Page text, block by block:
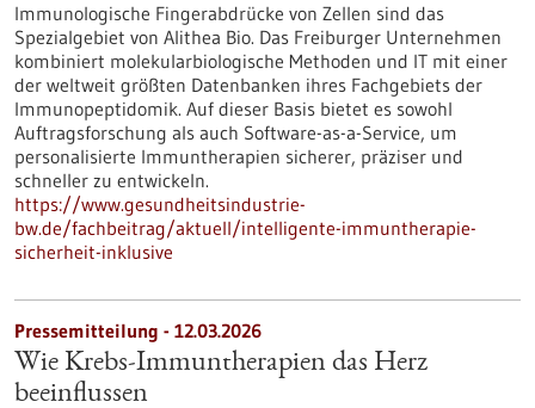
Immunologische Fingerabdrücke von Zellen sind das
Spezialgebiet von Alithea Bio. Das Freiburger Unternehmen
kombiniert molekularbiologische Methoden und IT mit einer
der weltweit größten Datenbanken ihres Fachgebiets der
Immunopeptidomik. Auf dieser Basis bietet es sowohl
Auftragsforschung als auch Software-as-a-Service, um
personalisierte Immuntherapien sicherer, präziser und
schneller zu entwickeln.
https://www.gesundheitsindustrie-
bw.de/fachbeitrag/aktuell/intelligente-immuntherapie-
sicherheit-inklusive
Pressemitteilung - 12.03.2026
Wie Krebs-Immuntherapien das Herz
beeinflussen